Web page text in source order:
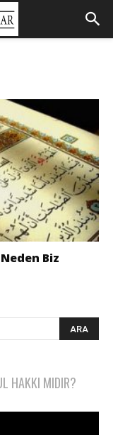
Biz
HAKKI MIDIR?